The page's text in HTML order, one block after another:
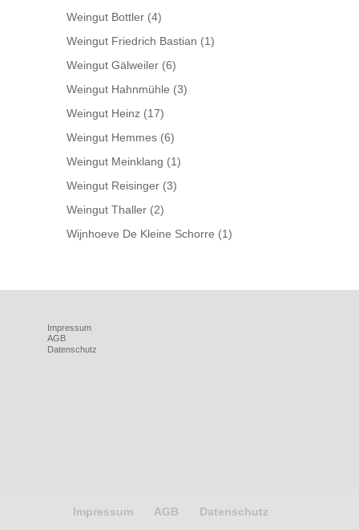
Weingut Bottler (4)
Weingut Friedrich Bastian (1)
Weingut Gälweiler (6)
Weingut Hahnmühle (3)
Weingut Heinz (17)
Weingut Hemmes (6)
Weingut Meinklang (1)
Weingut Reisinger (3)
Weingut Thaller (2)
Wijnhoeve De Kleine Schorre (1)
Impressum
AGB
Datenschutz
Impressum AGB Datenschutz